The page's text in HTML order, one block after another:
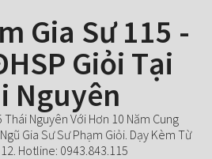
Gia Sư 115 -
Giỏi Tại
Nguyên
Nguyên Với Hơn 10 Năm Cung
Gia Sư Sư Phạm Giỏi. Dạy Kèm Từ
Hotline: 0943.843.115